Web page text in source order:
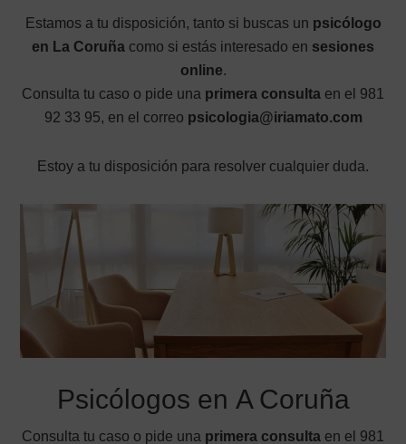
Estamos a tu disposición, tanto si buscas un psicólogo
en La Coruña como si estás interesado en sesiones
online.
Consulta tu caso o pide una primera consulta en el 981
92 33 95, en el correo psicologia@iriamato.com
Estoy a tu disposición para resolver cualquier duda.
Psicólogos en A Coruña
Consulta tu caso o pide una primera consulta en el 981